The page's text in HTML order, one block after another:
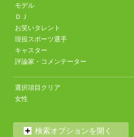
モデル
ＤＪ
お笑いタレント
現役スポーツ選手
キャスター
評論家・コメンテーター
選択項目クリア
女性
検索オプションを開く